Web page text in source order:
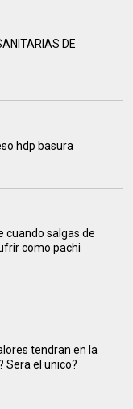
DE
hdp basura
cuando salgas de
como pachi
tendran en la
Sera el unico?